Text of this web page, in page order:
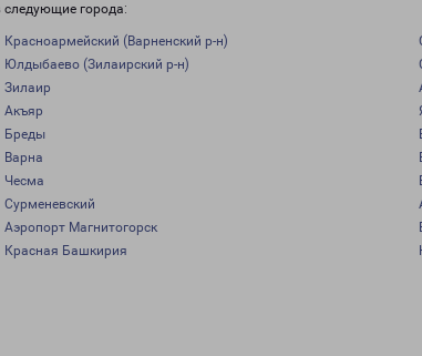
следующие города:
Красноармейский (Варненский р-н)
Юлдыбаево (Зилаирский р-н)
Зилаир
Акъяр
Бреды
Варна
Чесма
Сурменевский
Аэропорт Магнитогорск
Красная Башкирия